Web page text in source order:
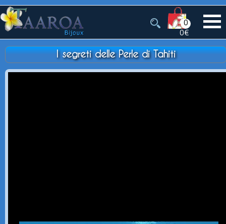
0
0€
I segreti delle Perle di Tahiti